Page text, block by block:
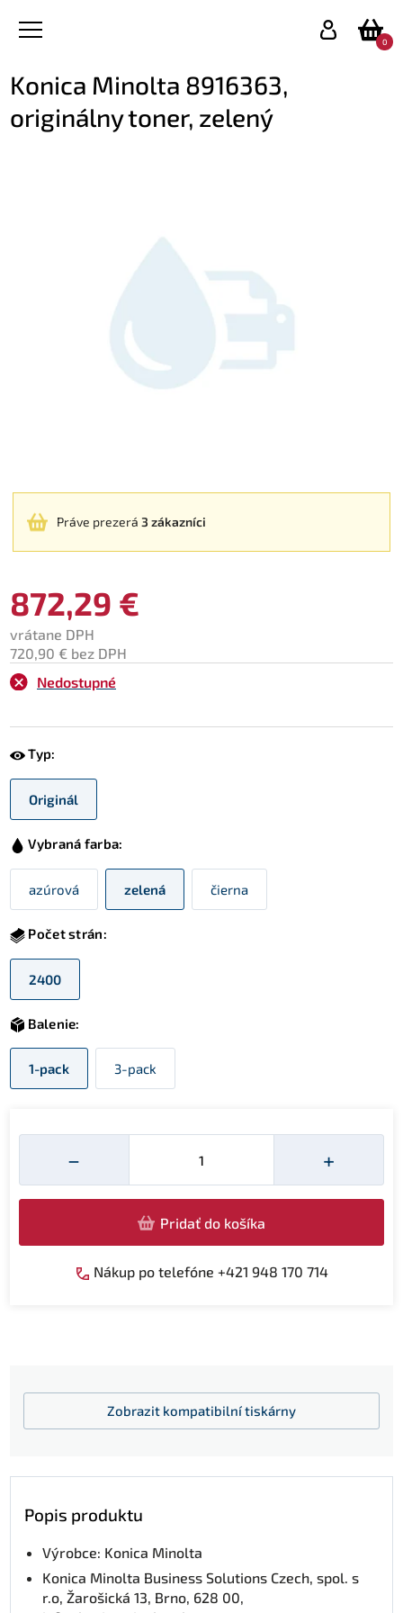
0
Konica Minolta 8916363,
originálny toner, zelený
Práve prezerá 3 zákazníci
872,29 €
vrátane DPH
720,90 € bez DPH
Nedostupné
Typ:
Originál
Vybraná farba:
azúrová zelená čierna
Počet strán:
2400
Balenie:
1-pack 3-pack
−
Množství
+
Pridať do košíka
Nákup po telefóne +421 948 170 714
Zobrazit kompatibilní tiskárny
Popis produktu
Výrobce: Konica Minolta
Konica Minolta Business Solutions Czech, spol. s
r.o, Žarošická 13, Brno, 628 00,